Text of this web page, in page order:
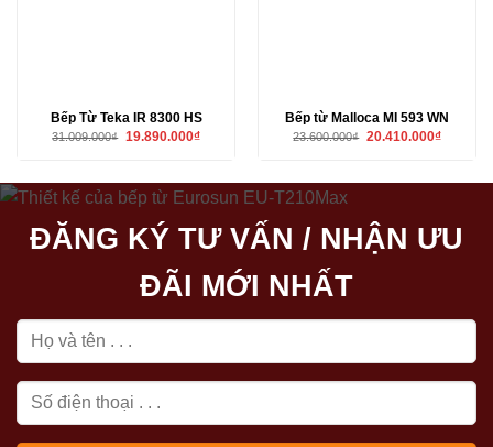
Bếp Từ Teka IR 8300 HS
31.009.000₫ Giá
19.890.000₫Giá
19.890.000₫.
Bếp từ Malloca MI 593 WN
23.600.000₫ Giá
20.410.000₫Giá
ĐĂNG KÝ TƯ VẤN / NHẬN ƯU
ĐÃI MỚI NHẤT